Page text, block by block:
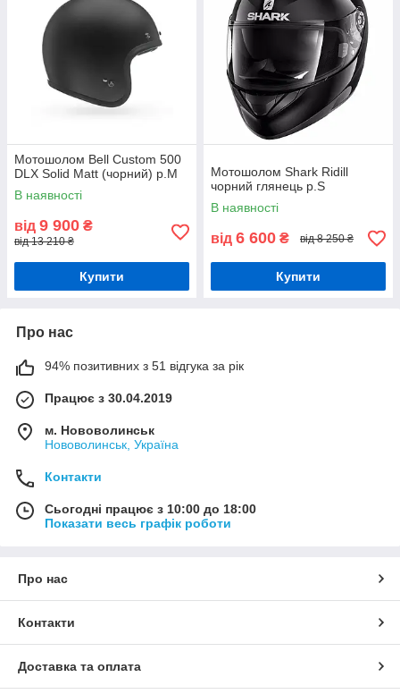
Мотошолом Bell Custom 500
DLX Solid Matt (чорний) р.М
В наявності
від 9 900 ₴
від 13 210 ₴
Купити
Мотошолом Shark Ridill
чорний глянець р.S
В наявності
від 6 600 ₴ від 8 250 ₴
Купити
Про нас
94% позитивних з 51 відгука за рік
Працює з 30.04.2019
м. Нововолинськ
Нововолинськ, Україна
Контакти
Сьогодні працює з 10:00 до 18:00
Показати весь графік роботи
Про нас
Контакти
Доставка та оплата